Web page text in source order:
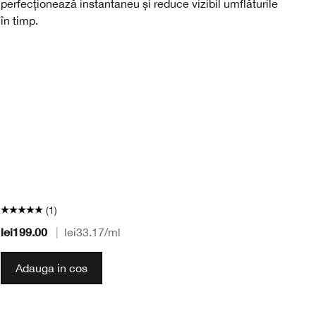
perfecționează instantaneu și reduce vizibil umflăturile
în timp.
(1)
lei199.00 lei33.17/ml
Adauga in cos